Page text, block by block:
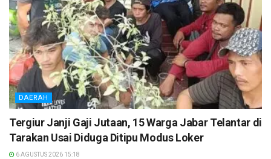
DAERAH
Tergiur Janji Gaji Jutaan, 15 Warga Jabar Telantar di
Tarakan Usai Diduga Ditipu Modus Loker
6 AGUSTUS 2026 15:18